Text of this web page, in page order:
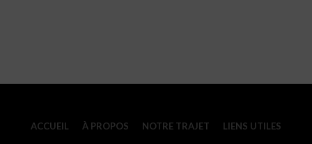
ACCUEIL À PROPOS NOTRE TRAJET LIENS UTILES